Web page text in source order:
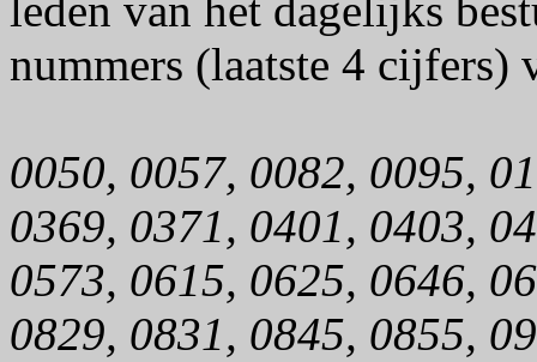
leden van het dagelijks
nummers (laatste 4
0050, 0057, 0082, 0095,
0369, 0371, 0401, 0403,
0573, 0615, 0625, 0646,
0829, 0831, 0845, 0855,